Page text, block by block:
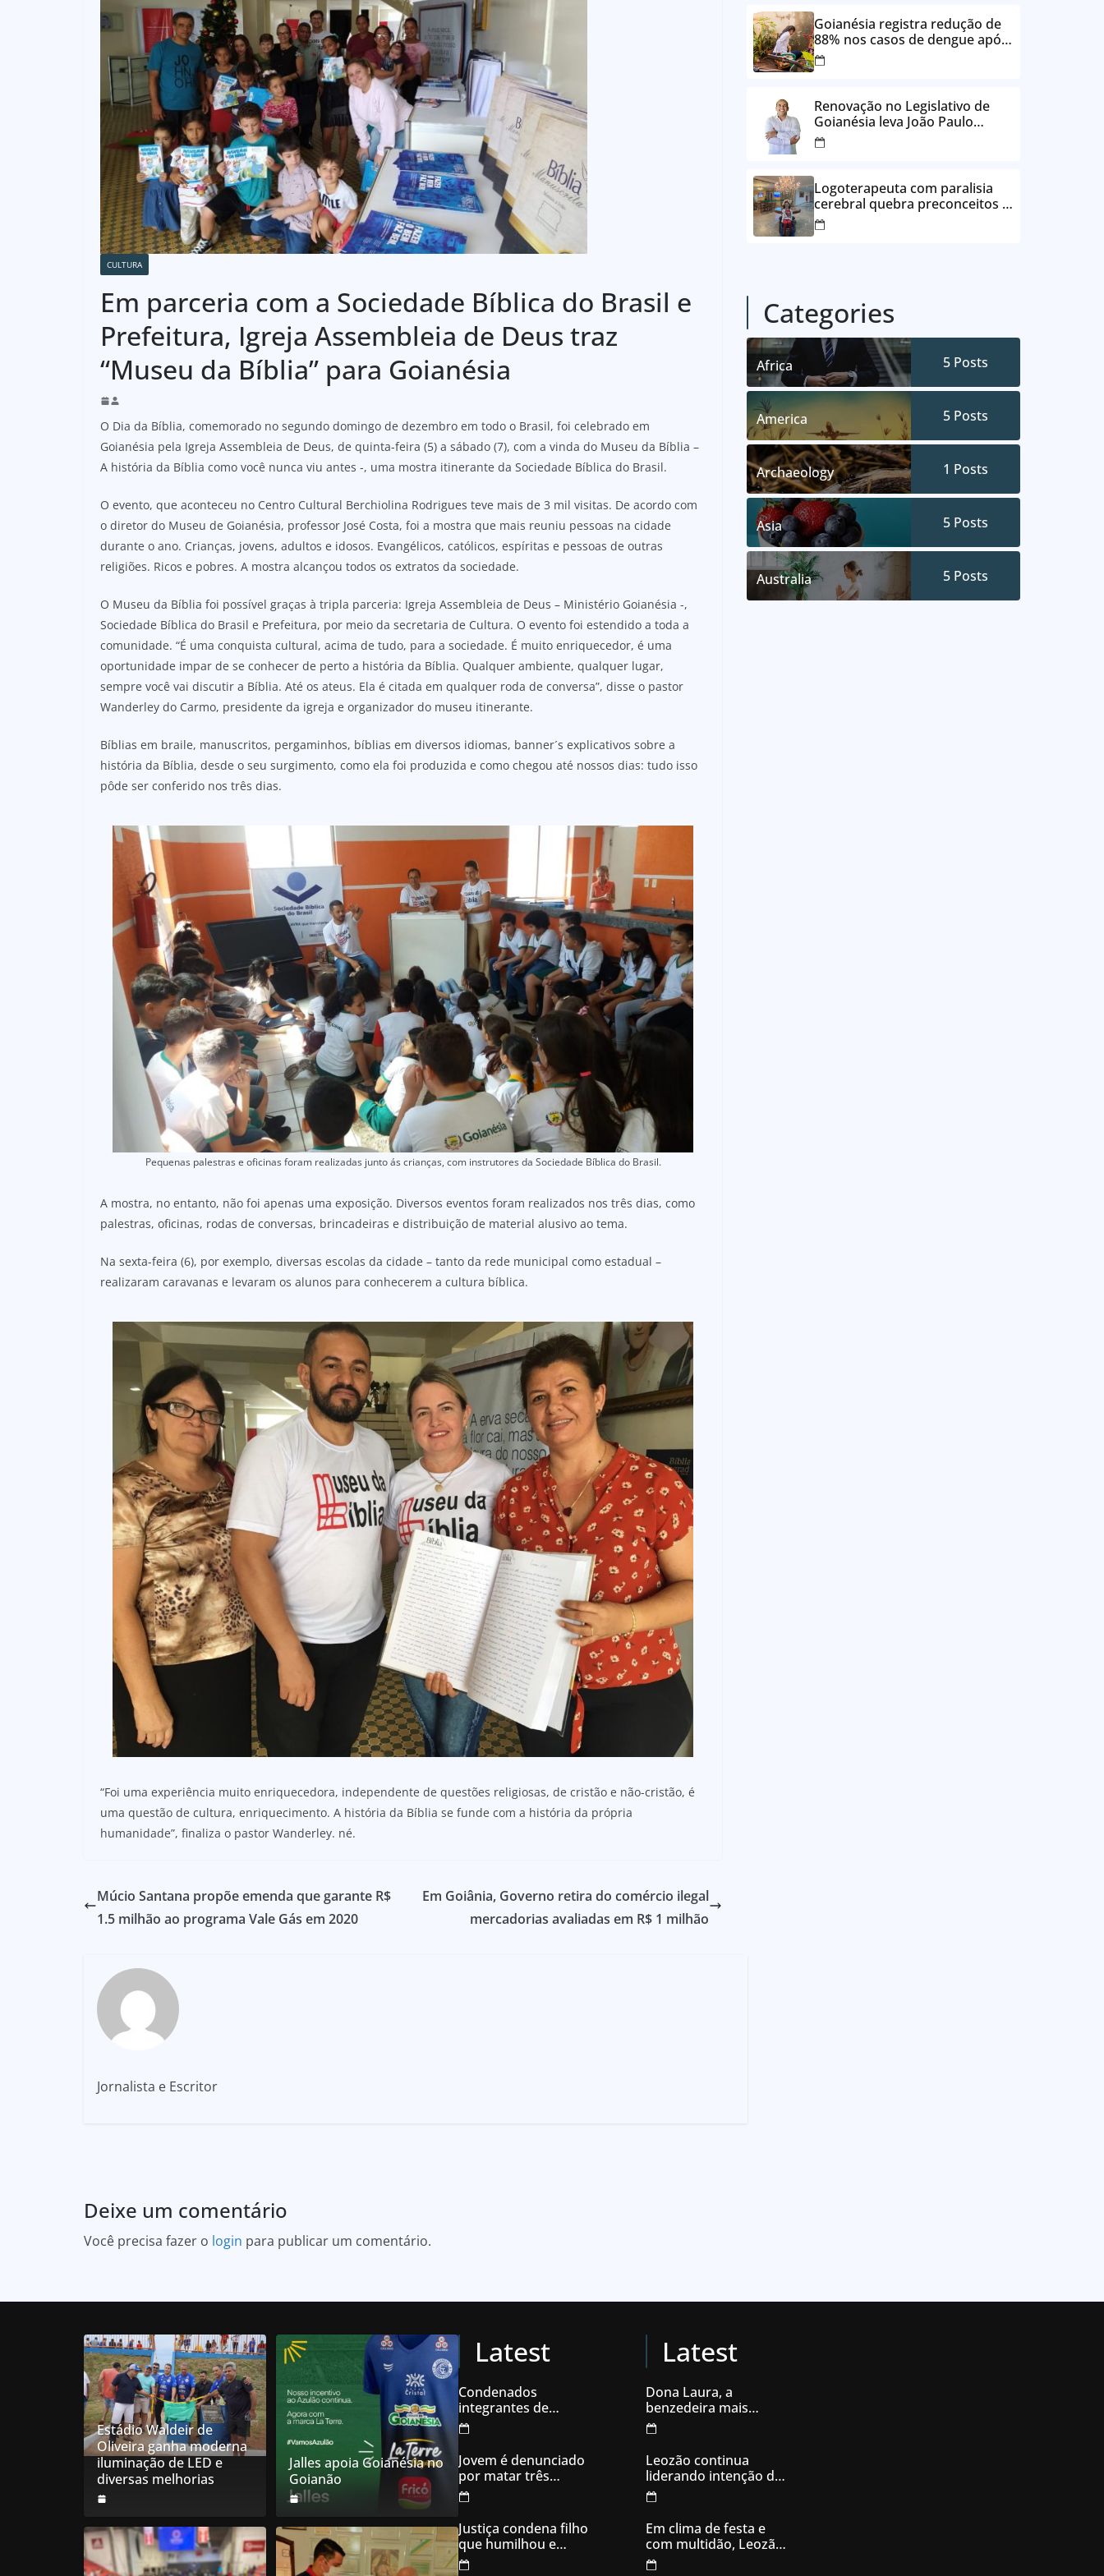
CULTURA
Em parceria com a Sociedade Bíblica do Brasil e
Prefeitura, Igreja Assembleia de Deus traz
“Museu da Bíblia” para Goianésia
O Dia da Bíblia, comemorado no segundo domingo de dezembro em todo o Brasil, foi celebrado em
Goianésia pela Igreja Assembleia de Deus, de quinta-feira (5) a sábado (7), com a vinda do Museu da Bíblia –
A história da Bíblia como você nunca viu antes -, uma mostra itinerante da Sociedade Bíblica do Brasil.
O evento, que aconteceu no Centro Cultural Berchiolina Rodrigues teve mais de 3 mil visitas. De acordo com
o diretor do Museu de Goianésia, professor José Costa, foi a mostra que mais reuniu pessoas na cidade
durante o ano. Crianças, jovens, adultos e idosos. Evangélicos, católicos, espíritas e pessoas de outras
religiões. Ricos e pobres. A mostra alcançou todos os extratos da sociedade.
O Museu da Bíblia foi possível graças à tripla parceria: Igreja Assembleia de Deus – Ministério Goianésia -,
Sociedade Bíblica do Brasil e Prefeitura, por meio da secretaria de Cultura. O evento foi estendido a toda a
comunidade. “É uma conquista cultural, acima de tudo, para a sociedade. É muito enriquecedor, é uma
oportunidade impar de se conhecer de perto a história da Bíblia. Qualquer ambiente, qualquer lugar,
sempre você vai discutir a Bíblia. Até os ateus. Ela é citada em qualquer roda de conversa”, disse o pastor
Wanderley do Carmo, presidente da igreja e organizador do museu itinerante.
Bíblias em braile, manuscritos, pergaminhos, bíblias em diversos idiomas, banner´s explicativos sobre a
história da Bíblia, desde o seu surgimento, como ela foi produzida e como chegou até nossos dias: tudo isso
pôde ser conferido nos três dias.
Pequenas palestras e oficinas foram realizadas junto ás crianças, com instrutores da Sociedade Bíblica do Brasil.
A mostra, no entanto, não foi apenas uma exposição. Diversos eventos foram realizados nos três dias, como
palestras, oficinas, rodas de conversas, brincadeiras e distribuição de material alusivo ao tema.
Na sexta-feira (6), por exemplo, diversas escolas da cidade – tanto da rede municipal como estadual –
realizaram caravanas e levaram os alunos para conhecerem a cultura bíblica.
“Foi uma experiência muito enriquecedora, independente de questões religiosas, de cristão e não-cristão, é
uma questão de cultura, enriquecimento. A história da Bíblia se funde com a história da própria
humanidade”, finaliza o pastor Wanderley. né.
Múcio Santana propõe emenda que garante R$
1.5 milhão ao programa Vale Gás em 2020
Em Goiânia, Governo retira do comércio ilegal
mercadorias avaliadas em R$ 1 milhão
Jornalista e Escritor
Deixe um comentário
Você precisa fazer o login para publicar um comentário.
Goianésia registra redução de
88% nos casos de dengue após
ações de prevenção da
Prefeitura
Renovação no Legislativo de
Goianésia leva João Paulo
Batista à Câmara Municipal
Logoterapeuta com paralisia
cerebral quebra preconceitos e
ajuda pacientes a reencontrar
propósito em Goianésia
Categories
Africa 5 Posts
America 5 Posts
Archaeology 1 Posts
Asia 5 Posts
Australia 5 Posts
Estádio Waldeir de
Oliveira ganha moderna
iluminação de LED e
diversas melhorias
Jalles apoia Goianésia no
Goianão
Latest
Condenados
integrantes de
organização
criminosa acusados
de explodir caixas
eletrônicos
Jovem é denunciado
por matar três
filhotes de cachorro e
usar sangue para
ameaçar os donos,
em Aparecida de
Goiânia
Justiça condena filho
que humilhou e
ameaçou mãe idosa;
Latest
Dona Laura, a
benzedeira mais
famosa de Goiás
Leozão continua
liderando intenção de
votos em Goianésia
Em clima de festa e
com multidão, Leozão
inaugura comitê de